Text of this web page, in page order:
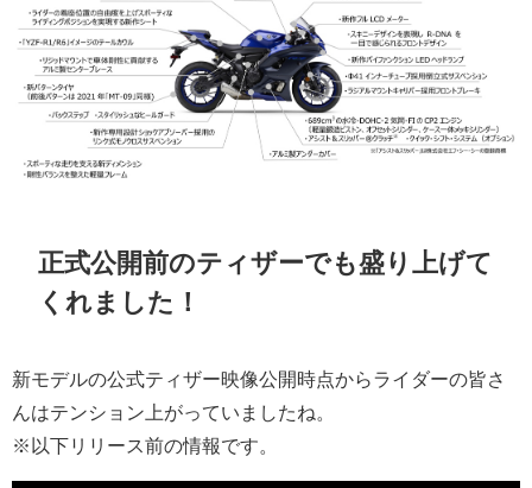
正式公開前のティザーでも盛り上げて
くれました！
新モデルの公式ティザー映像公開時点からライダーの皆さ
んはテンション上がっていましたね。
※以下リリース前の情報です。